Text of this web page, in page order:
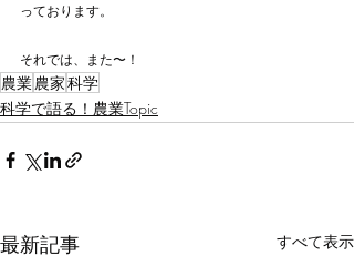
っております。
それでは、また〜！
農業農家科学
科学で語る！農業Topic
最新記事 すべて表示